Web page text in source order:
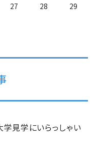
27 28
29
見学にいらっしゃい